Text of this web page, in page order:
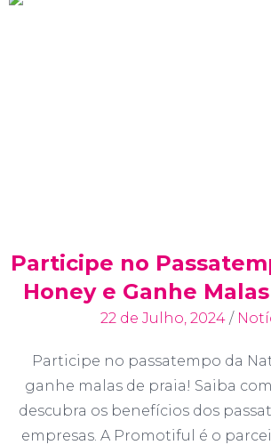
Participe no
Honey e Ganhe
22 de Julho, 2024 /
Participe no passatempo da
ganhe malas de praia! Saiba
descubra os benefícios dos
empresas. A Promotiful é o